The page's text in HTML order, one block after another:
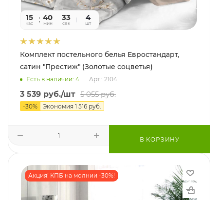
15
час
40
мин
31
сек
4
шт
Комплект постельного белья Евростандарт,
сатин "Престиж" (Золотые соцветья)
Есть в наличии: 4 Арт.: 2104
3 539 руб./шт 5 055руб.
-30% Экономия 1 516 руб.
В КОРЗИНУ
Акция! КПБ на молнии -30%!